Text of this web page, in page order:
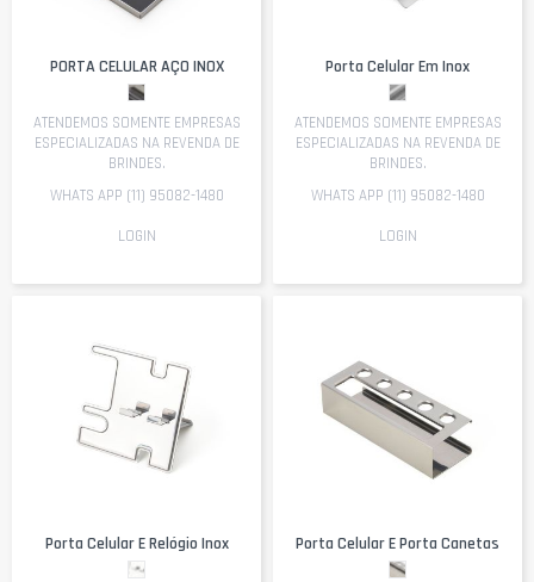
PORTA CELULAR AÇO INOX
ATENDEMOS SOMENTE EMPRESAS
ESPECIALIZADAS NA REVENDA DE
BRINDES.
WHATS APP (11) 95082-1480
LOGIN
Porta Celular Em Inox
ATENDEMOS SOMENTE EMPRESAS
ESPECIALIZADAS NA REVENDA DE
BRINDES.
WHATS APP (11) 95082-1480
LOGIN
Porta Celular E Relógio Inox Porta Celular E Porta Canetas